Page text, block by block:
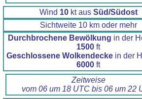
Wind 10kt aus Süd/Südost
Sichtweite 10 km oder mehr
Durchbrochene Bewölkung in der
1500 ft
Geschlossene Wolkendeckein der
6000 ft
Zeitweise
vom 06 um 18 UTC bis 06 um 22